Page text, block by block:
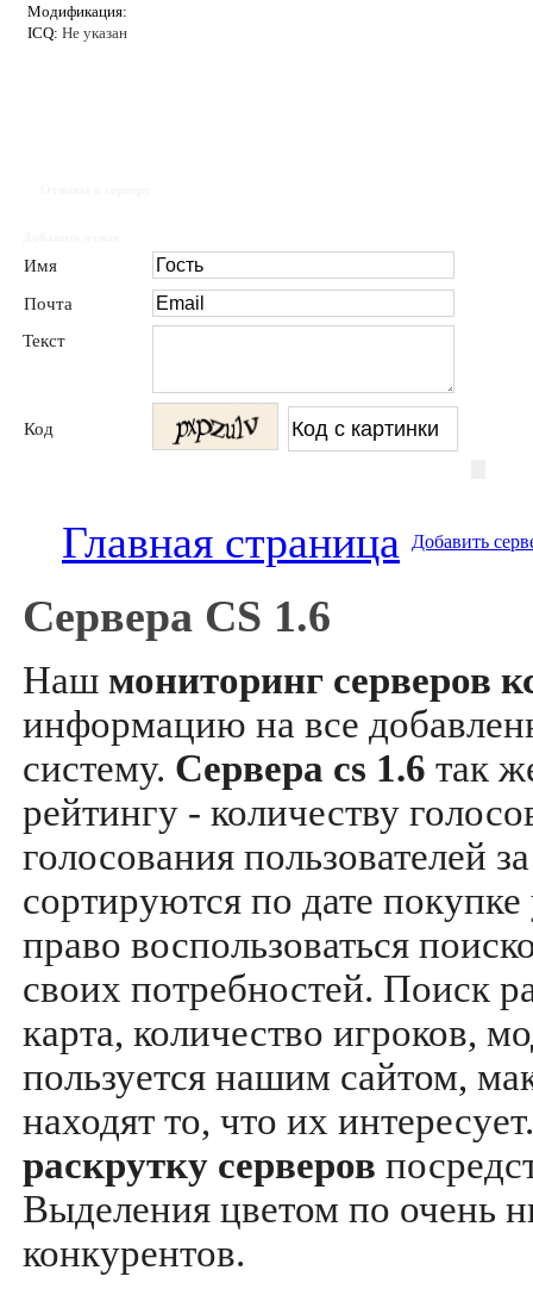
Модификация:
ICQ: Не указан
Имя
Почта
Текст
Код
Главная страница Добавить
Сервера CS 1.6
Наш мониторинг серверов
информацию на все
систему. Сервера cs 1.6 так
рейтингу - количеству
голосования пользователей
сортируются по дате
право воспользоваться
своих потребностей. Поиск
карта, количество игроков,
пользуется нашим сайтом,
находят то, что их
раскрутку серверов
Выделения цветом по очень
конкурентов.